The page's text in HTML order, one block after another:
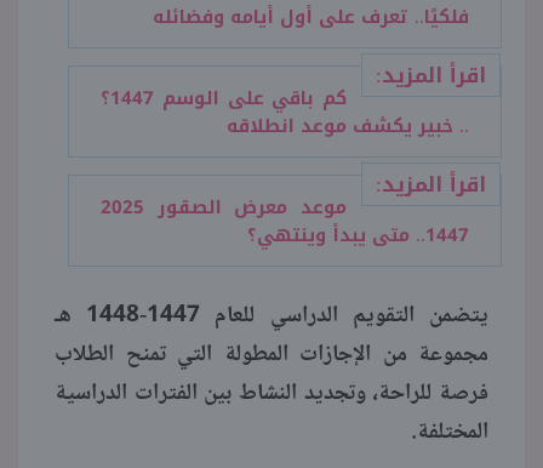
فلكيًا.. تعرف على أول أيامه وفضائله
اقرأ المزيد:
كم باقي على الوسم 1447؟
.. خبير يكشف موعد انطلاقه
اقرأ المزيد:
موعد معرض الصقور 2025
1447.. متى يبدأ وينتهي؟
يتضمن التقويم الدراسي للعام 1447-1448 هـ
مجموعة من الإجازات المطولة التي تمنح الطلاب
فرصة للراحة، وتجديد النشاط بين الفترات الدراسية
المختلفة.